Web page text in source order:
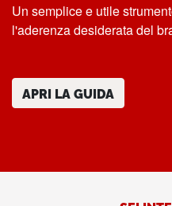
Un semplice e utile
l'aderenza desiderata del
APRI LA GUIDA